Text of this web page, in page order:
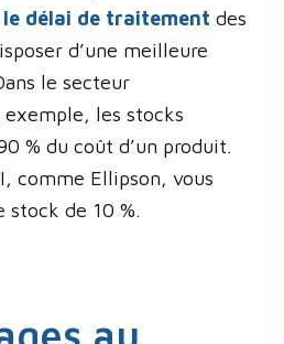
le délai de traitement des
d’une meilleure
le secteur
exemple, les stocks
% du coût d’un produit.
comme Ellipson, vous
stock de 10 %.